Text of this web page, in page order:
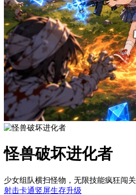
怪兽破坏进化者
少女组队横扫怪物，无限技能疯狂闯关
射击卡通竖屏生存升级